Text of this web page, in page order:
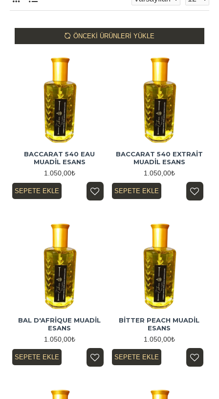
ÖNCEKI ÜRÜNLERI YÜKLE
BACCARAT 540 EAU
MUADİL ESANS
1.050,00₺
SEPETE EKLE
BACCARAT 540 EXTRAİT
MUADİL ESANS
1.050,00₺
SEPETE EKLE
BAL D'AFRİQUE MUADİL
ESANS
1.050,00₺
SEPETE EKLE
BİTTER PEACH MUADİL
ESANS
1.050,00₺
SEPETE EKLE